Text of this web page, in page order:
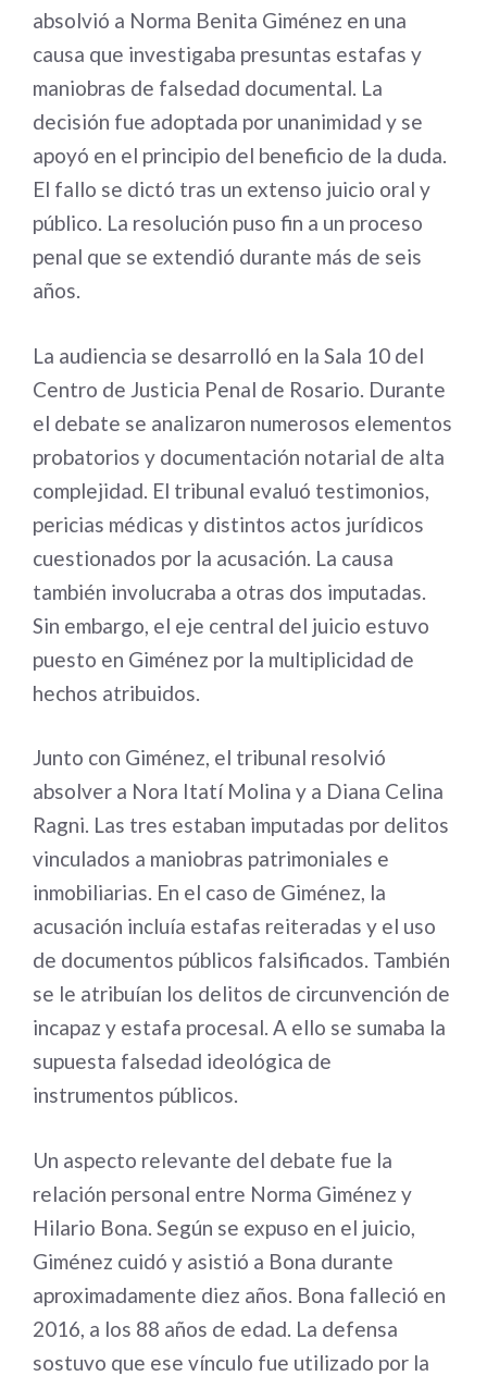
absolvió a Norma Benita Giménez en una
causa que investigaba presuntas estafas y
maniobras de falsedad documental. La
decisión fue adoptada por unanimidad y se
apoyó en el principio del beneficio de la duda.
El fallo se dictó tras un extenso juicio oral y
público. La resolución puso fin a un proceso
penal que se extendió durante más de seis
años.
La audiencia se desarrolló en la Sala 10 del
Centro de Justicia Penal de Rosario. Durante
el debate se analizaron numerosos elementos
probatorios y documentación notarial de alta
complejidad. El tribunal evaluó testimonios,
pericias médicas y distintos actos jurídicos
cuestionados por la acusación. La causa
también involucraba a otras dos imputadas.
Sin embargo, el eje central del juicio estuvo
puesto en Giménez por la multiplicidad de
hechos atribuidos.
Junto con Giménez, el tribunal resolvió
absolver a Nora Itatí Molina y a Diana Celina
Ragni. Las tres estaban imputadas por delitos
vinculados a maniobras patrimoniales e
inmobiliarias. En el caso de Giménez, la
acusación incluía estafas reiteradas y el uso
de documentos públicos falsificados. También
se le atribuían los delitos de circunvención de
incapaz y estafa procesal. A ello se sumaba la
supuesta falsedad ideológica de
instrumentos públicos.
Un aspecto relevante del debate fue la
relación personal entre Norma Giménez y
Hilario Bona. Según se expuso en el juicio,
Giménez cuidó y asistió a Bona durante
aproximadamente diez años. Bona falleció en
2016, a los 88 años de edad. La defensa
sostuvo que ese vínculo fue utilizado por la